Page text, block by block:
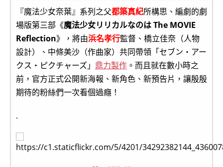
『魔法少女奈葉』系列之父都築真紀所構思、編劇的劇
場版第三部《魔法少女リリカルなのは The MOVIE
Reflection》，將由浜名孝行監督、橋立佳奈（人物
設計）、中條美沙（作曲家）共同帶領「セブン・アー
クス・ピクチャーズ」 鼎力製作 。而且就在數小時之
前，官方正式公開新海報、新角色、新預告片，讓殷殷
期待的粉絲們一次看個過癮！
.